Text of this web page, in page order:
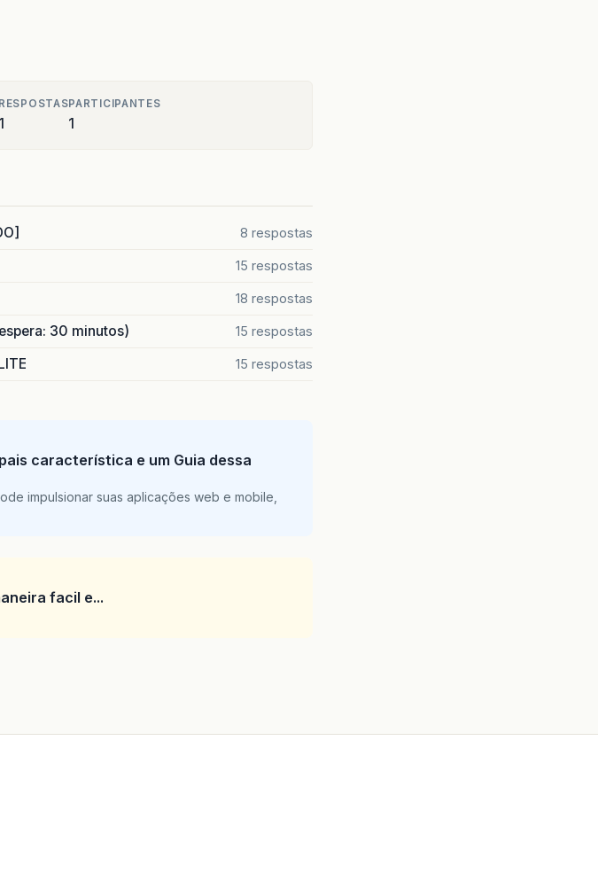
RESPOSTAS
1
PARTICIPANTES
1
8 respostas
15 respostas
18 respostas
30 minutos) 15 respostas
15 respostas
característica e um Guia dessa
impulsionar suas aplicações web e mobile,
facil e...